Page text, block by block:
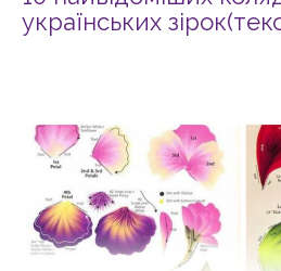
українських